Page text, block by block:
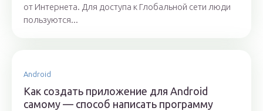
от Интернета. Для доступа к Глобальной сети люди
пользуются...
Android
Как создать приложение для Android
самому — способ написать программу